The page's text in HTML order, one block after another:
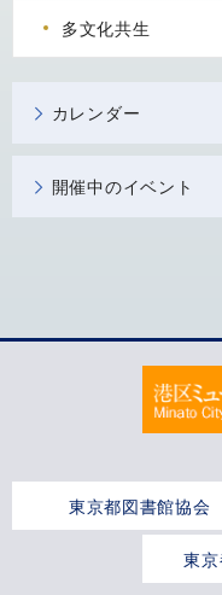
多文化共生
カレンダー
開催中のイベント
東京都図書館協会
東